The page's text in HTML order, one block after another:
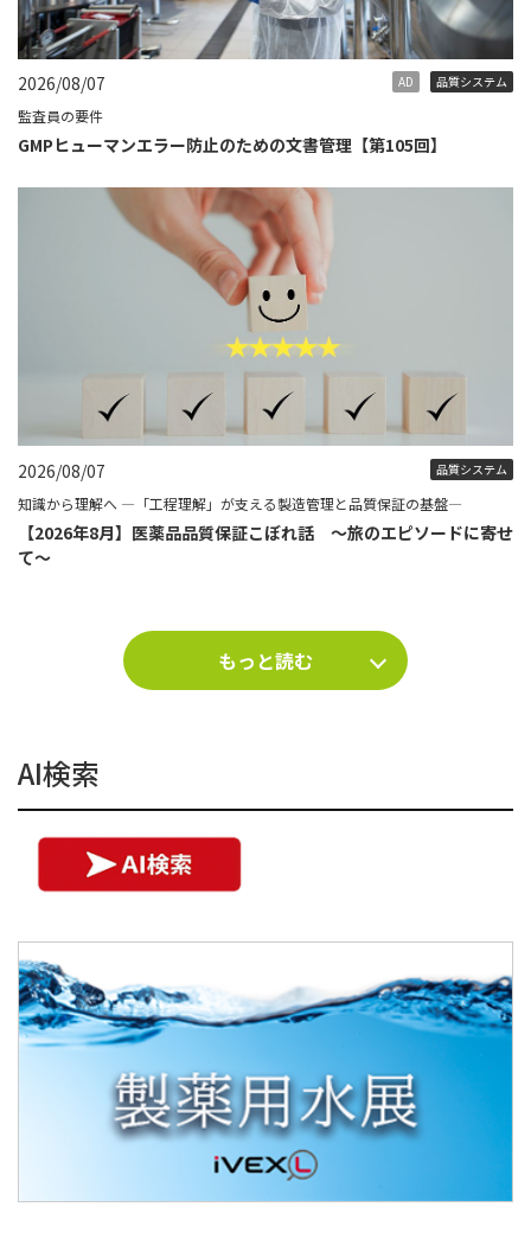
2026/08/07 AD 品質システム
監査員の要件
GMPヒューマンエラー防止のための文書管理【第105回】
2026/08/07 品質システム
知識から理解へ ―「工程理解」が支える製造管理と品質保証の基盤―
【2026年8月】医薬品品質保証こぼれ話 ～旅のエピソードに寄せ
て～
もっと読む
AI検索